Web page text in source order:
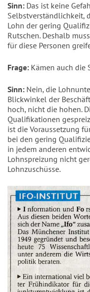
Sinn: Das ist keine
Selbstverständlichkeit,
Lohn der gering
Rutschen. Deshalb
für diese Personen
Frage: Kämen auch die
Sinn: Nein, die
Blickwinkel der
hoch, nicht die hohen.
Qualifikationen
ist die Voraussetzung
bei den gering
in jedem anderen
Lohnspreizung nicht
Lohnzuschüsse.